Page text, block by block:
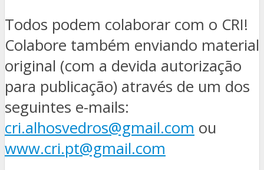
Todos podem colaborar com o CRI!
Colabore também enviando material
original (com a devida autorização
para publicação) através de um dos
seguintes e-mails:
cri.alhosvedros@gmail.com ou
www.cri.pt@gmail.com